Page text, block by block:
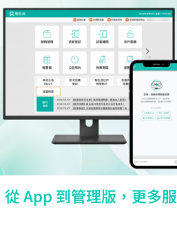
App 到管理版，更多服